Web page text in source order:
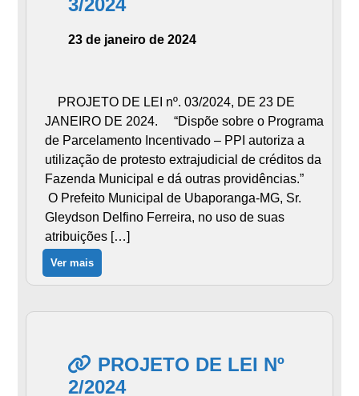
3/2024
23 de janeiro de 2024
PROJETO DE LEI nº. 03/2024, DE 23 DE
JANEIRO DE 2024. “Dispõe sobre o Programa
de Parcelamento Incentivado – PPI autoriza a
utilização de protesto extrajudicial de créditos da
Fazenda Municipal e dá outras providências.”
O Prefeito Municipal de Ubaporanga-MG, Sr.
Gleydson Delfino Ferreira, no uso de suas
atribuições […]
Ver mais
PROJETO DE LEI Nº
2/2024